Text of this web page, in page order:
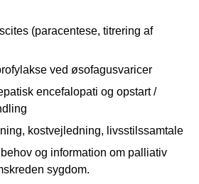
(paracentese, titrering af
ved øsofagusvaricer
encefalopati og opstart /
kostvejledning, livsstilssamtale
og information om palliativ
sygdom.